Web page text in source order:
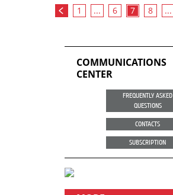
1 ... 6 7 8 ...
COMMUNICATIONS
CENTER
FREQUENTLY ASKED
QUESTIONS
CONTACTS
SUBSCRIPTION